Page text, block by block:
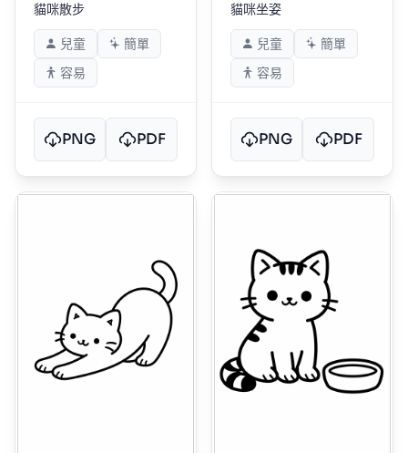
貓咪散步
兒童
簡單
容易
PNG PDF
貓咪坐姿
兒童
簡單
容易
PNG PDF